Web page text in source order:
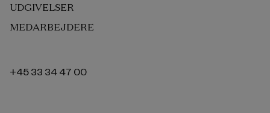
UDGIVELSER
MEDARBEJDERE
+45 33 34 47 00